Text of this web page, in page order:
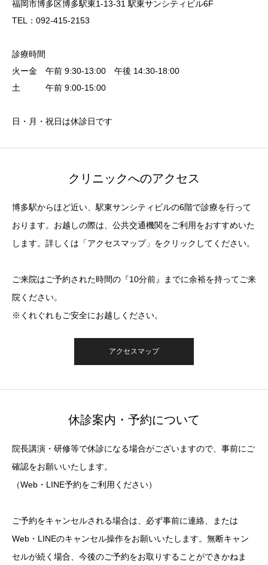
福岡市博多区博多駅東1-13-31 駅東サンシティビル6F
TEL：092-415-2153
診療時間
火ー金 午前 9:30-13:00 午後 14:30-18:00
土 午前 9:00-15:00
日・月・祝日は休診日です
クリニックへのアクセス
博多駅からほど近い、駅東サンシティビルの6階で診療を行って
おります。お越しの際は、公共交通機関をご利用をおすすめいた
します。詳しくは「アクセスマップ」をクリックしてください。
ご来院はご予約された時間の『10分前』までに余裕を持ってご来
院ください。
※くれぐれもご安全にお越しください。
アクセスマップ
休診案内・予約について
院長講演・研修等で休診になる場合がございますので、事前にご
確認をお願いいたします。
（Web・LINE予約をご利用ください）
ご予約をキャンセルされる場合は、必ず事前に連絡、または
Web・LINEのキャンセル操作をお願いいたします。無断キャン
セルが続く場合、今後のご予約をお取りすることができかねま